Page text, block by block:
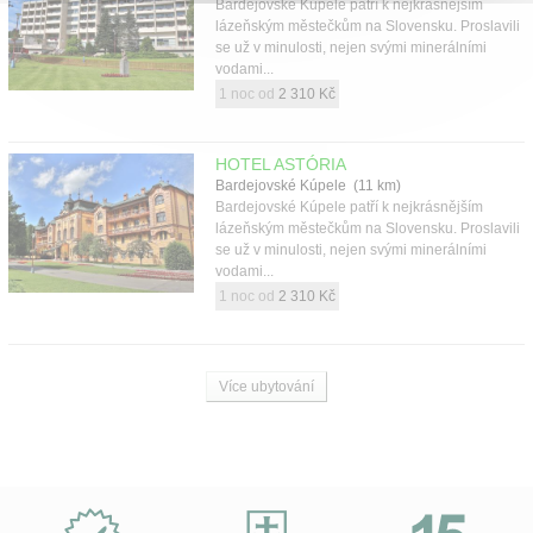
Bardejovské Kúpele patří k nejkrásnějším
lázeňským městečkům na Slovensku. Proslavili
se už v minulosti, nejen svými minerálními
vodami...
1 noc od 2 310 Kč
HOTEL ASTÓRIA
Bardejovské Kúpele (11 km)
Bardejovské Kúpele patří k nejkrásnějším
lázeňským městečkům na Slovensku. Proslavili
se už v minulosti, nejen svými minerálními
vodami...
1 noc od 2 310 Kč
Více ubytování